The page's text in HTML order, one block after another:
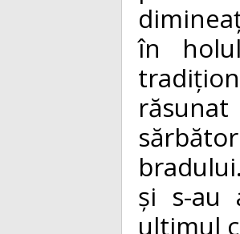
în
și s-au
ultimul